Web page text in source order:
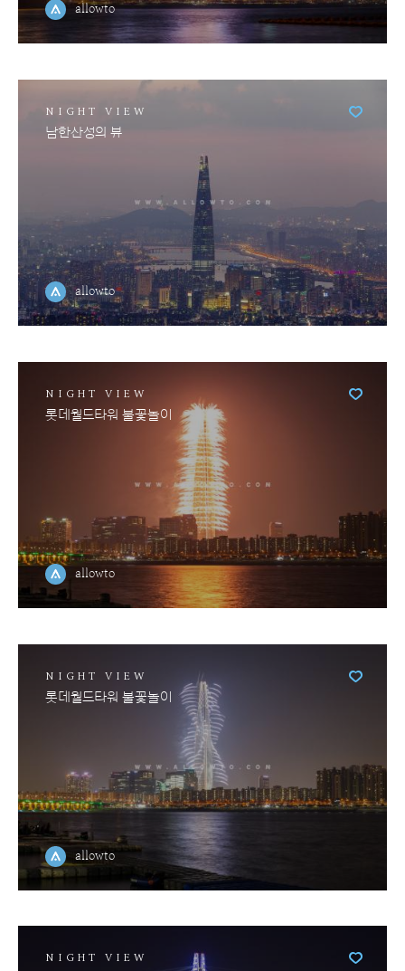
allowto
NIGHT VIEW
남한산성의 뷰
allowto
NIGHT VIEW
롯데월드타워 불꽃놀이
allowto
NIGHT VIEW
롯데월드타워 불꽃놀이
allowto
NIGHT VIEW